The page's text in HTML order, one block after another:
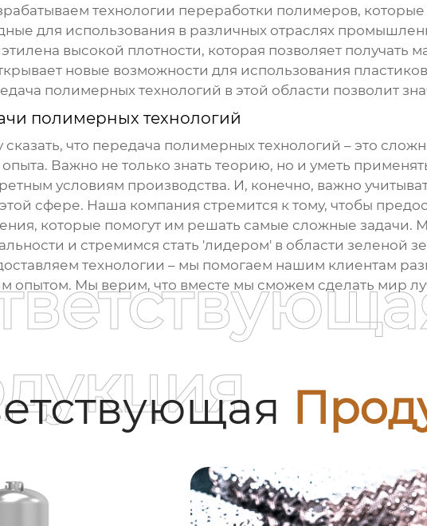
технологии переработки полимеров,
для использования в различных отраслях
высокой плотности, которая позволяет получать
новые возможности для использования
полимерных технологий в этой области позволит
полимерных технологий
что передача полимерных технологий – это
Важно не только знать теорию, но и уметь
условиям производства. И, конечно, важно
этой сфере. Наша компания стремится к тому, чтобы
которые помогут им решать самые сложные задачи.
и стремимся стать 'лидером' в области зеленой
технологии – мы помогаем нашим клиентам
опытом. Мы верим, что вместе мы сможем сделать мир